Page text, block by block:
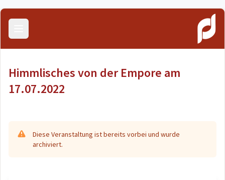
Menü öffnen
Himmlisches von der Empore am
17.07.2022
Diese Veranstaltung ist bereits vorbei und wurde
archiviert.